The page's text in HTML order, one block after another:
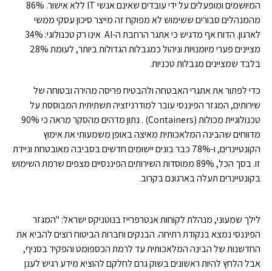
המיושמים ומופעלים על ידי עובדים שאינם אנשי IT ללא אישור. 86%
מהמנהלים סבורים ששימוש לא מפוקח זה מייצר סיכון עסקי ממשי
לארגון. הדוח אף מדגיש כי אתגר הרחבת ה-AI אינו רק טכנולוגי: 34%
מציינים פערי מיומנויות וניהול כמגבלות הגדולות ביותר, לעומת 28%
בלבד שמציינים מגבלות טכניות.
כדי לפתור את אתגרי האבטחה ולהבטיח פריסה מהירה ובטוחה של
שירותים, המגזר הפיננסי עובר למודרניזציה תשתיתית המבוססת על
טכנולוגיית מכולות (Containers) . נתון מדהים מהסקר מראה כי 90%
מדווחים שהבינה המלאכותית מאיצה באופן משמעותי את אימוץ
הקונטיינרים, ו-78% כבר בונים יישומים חדשים בסביבה מאובטחת וניידת
זו. בסך הכל, 89% ממוסדות השירותים הפיננסיים מצפים שרמת השימוש
בקונטיינרים תעלה בארגונם בקרוב.
לילך שמעוני, מנהלת לקוחות אנטרפרייז בנוטניקס ישראל: "המגזר
הפיננסי נמצא בנקודת רתיחה. הבנקים וחברות הביטוח רוצים להביא את
החדשנות של הבינה המלאכותית עד לרמת הכספומט והפקיד בסניף,
אבל הלחץ להיות ראשונים בשוק גרם לחלקם להוציא מידע רגיש לענן